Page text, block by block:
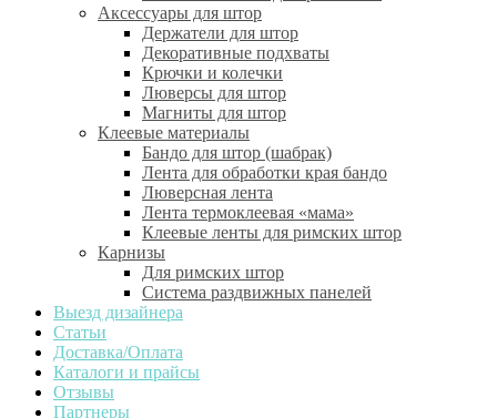
Аксессуары для штор
Держатели для штор
Декоративные подхваты
Крючки и колечки
Люверсы для штор
Магниты для штор
Клеевые материалы
Бандо для штор (шабрак)
Лента для обработки края бандо
Люверсная лента
Лента термоклеевая «мама»
Клеевые ленты для римских штор
Карнизы
Для римских штор
Система раздвижных панелей
Выезд дизайнера
Статьи
Доставка/Оплата
Каталоги и прайсы
Отзывы
Партнеры